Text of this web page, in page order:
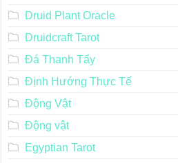
Druid Plant Oracle
Druidcraft Tarot
Đá Thanh Tẩy
Định Hướng Thực Tế
Động Vật
Động vật
Egyptian Tarot